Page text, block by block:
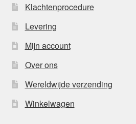
Klachtenprocedure
Levering
Mijn account
Over ons
Wereldwijde verzending
Winkelwagen